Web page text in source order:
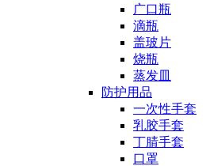
广口瓶
滴瓶
盖玻片
烧瓶
蒸发皿
防护用品
一次性手套
乳胶手套
丁腈手套
口罩